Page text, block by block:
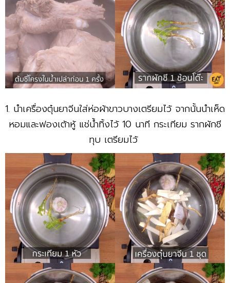
1. นำเครื่องตุ๋นยาจีนใส่ห่อผ้าขาวบางเตรียมไว้ จากนั้นนำเห็ด
หอมและฟองเต้าหู้ แช่น้ำทิ้งไว้ 10 นาที กระเทียม รากผักชี
ทุบ เตรียมไว้